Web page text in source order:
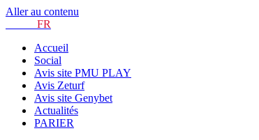
Aller au contenu
FR
Accueil
Social
Avis site PMU PLAY
Avis Zeturf
Avis site Genybet
Actualités
PARIER